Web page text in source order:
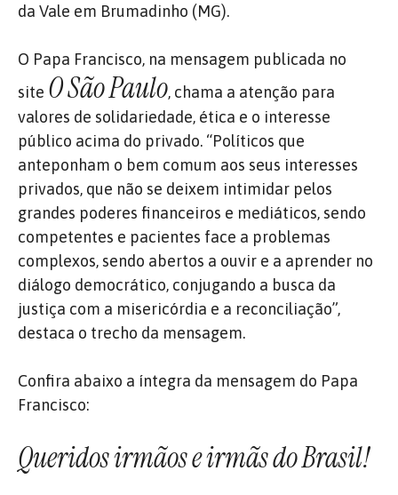
da Vale em Brumadinho (MG).
O Papa Francisco, na mensagem publicada no
site O São Paulo, chama a atenção para
valores de solidariedade, ética e o interesse
público acima do privado. “Políticos que
anteponham o bem comum aos seus interesses
privados, que não se deixem intimidar pelos
grandes poderes financeiros e mediáticos, sendo
competentes e pacientes face a problemas
complexos, sendo abertos a ouvir e a aprender no
diálogo democrático, conjugando a busca da
justiça com a misericórdia e a reconciliação”,
destaca o trecho da mensagem.
Confira abaixo a íntegra da mensagem do Papa
Francisco:
Queridos irmãos e irmãs do Brasil!